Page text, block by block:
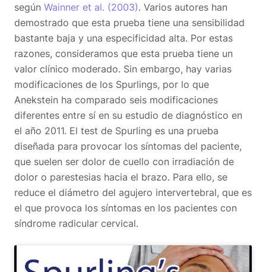
según Wainner et al. (2003). Varios autores han
demostrado que esta prueba tiene una sensibilidad
bastante baja y una especificidad alta. Por estas
razones, consideramos que esta prueba tiene un
valor clínico moderado. Sin embargo, hay varias
modificaciones de los Spurlings, por lo que
Anekstein ha comparado seis modificaciones
diferentes entre sí en su estudio de diagnóstico en
el año 2011. El test de Spurling es una prueba
diseñada para provocar los síntomas del paciente,
que suelen ser dolor de cuello con irradiación de
dolor o parestesias hacia el brazo. Para ello, se
reduce el diámetro del agujero intervertebral, que es
el que provoca los síntomas en los pacientes con
síndrome radicular cervical.